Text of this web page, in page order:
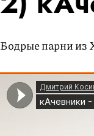
Бодрые парни из